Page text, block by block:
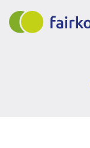
Direkt
zum